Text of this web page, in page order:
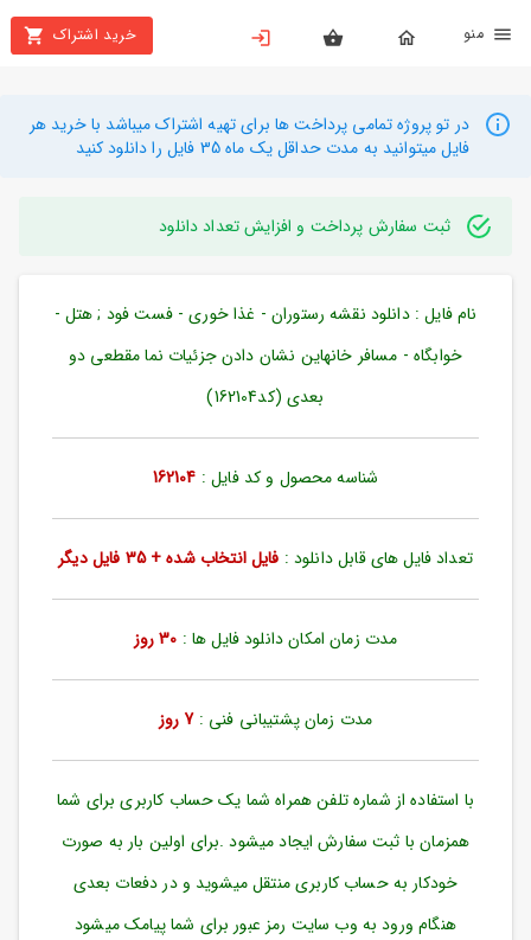
خرید اشتراک
بستن
محصولات
تهیه
راهنما
دانلود
خرید
به
نام
مندی
ها
در تو پروژه تمامی پرداخت ها برای تهیه اشتراک میباشد با خرید هر
فایل میتوانید به مدت حداقل یک ماه 35 فایل را دانلود کنید
ثبت سفارش پرداخت و افزایش تعداد دانلود
نام فایل : دانلود نقشه رستوران - غذا خوری - فست فود ; هتل -
خوابگاه - مسافر خانهاین نشان دادن جزئیات نما مقطعی دو
بعدی (کد162104)
شناسه محصول و کد فایل : 162104
تعداد فایل های قابل دانلود : فایل انتخاب شده + 35 فایل دیگر
مدت زمان امکان دانلود فایل ها : 30 روز
مدت زمان پشتیبانی فنی :7 روز
با استفاده از شماره تلفن همراه شما یک حساب کاربری برای شما
همزمان با ثبت سفارش ایجاد میشود .برای اولین بار به صورت
خودکار به حساب کاربری منتقل میشوید و در دفعات بعدی
هنگام ورود به وب سایت رمز عبور برای شما پیامک میشود